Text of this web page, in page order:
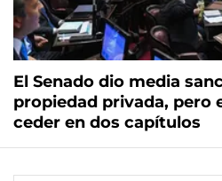
El Senado dio media
propiedad privada, pero
ceder en dos capítulos